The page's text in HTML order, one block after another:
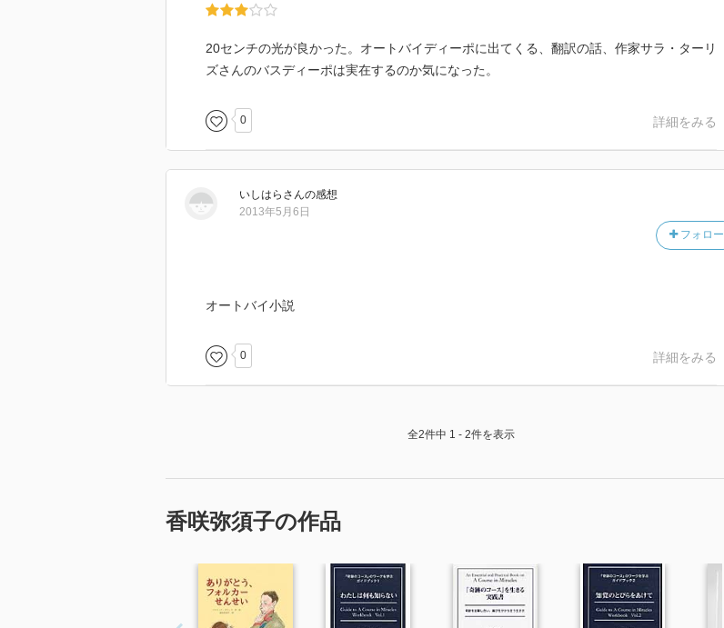
20センチの光が良かった。オートバイディーポに出てくる、翻訳の話、作家サラ・ターリ
ズさんのバスディーポは実在するのか気になった。
0 詳細をみる
いしはら さんの感想
フォロー
2013年5月6日
オートバイ小説
0 詳細をみる
全2件中 1 - 2件を表示
香咲弥須子の作品